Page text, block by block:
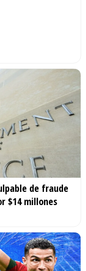
de fraude
$14 millones